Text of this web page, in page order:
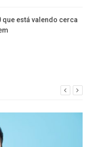
que está valendo cerca